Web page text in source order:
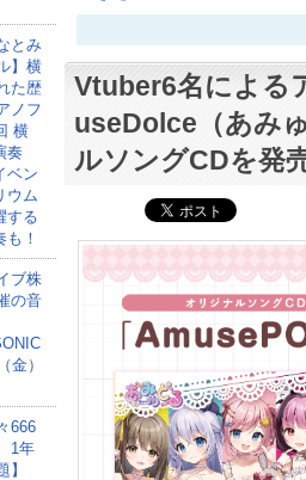
とみ
】横
た歴
ノフ
横
奏
ベン
ウム
する
！
ブ株
の音
金）
666
1年
】
Vtuber6名による
useDolce（あみ
ルソングCDを発